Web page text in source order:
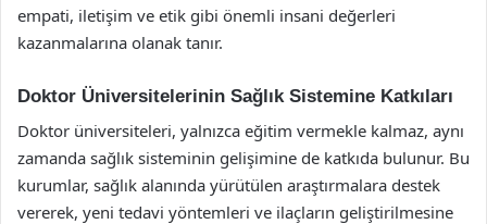
empati, iletişim ve etik gibi önemli insani değerleri
kazanmalarına olanak tanır.
Doktor Üniversitelerinin Sağlık Sistemine Katkıları
Doktor üniversiteleri, yalnızca eğitim vermekle kalmaz, aynı
zamanda sağlık sisteminin gelişimine de katkıda bulunur. Bu
kurumlar, sağlık alanında yürütülen araştırmalara destek
vererek, yeni tedavi yöntemleri ve ilaçların geliştirilmesine